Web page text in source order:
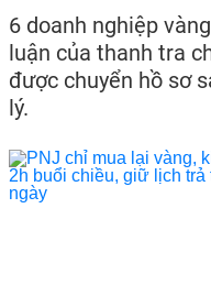
6 doanh nghiệp
luận của thanh tra
được chuyển hồ sơ
lý.